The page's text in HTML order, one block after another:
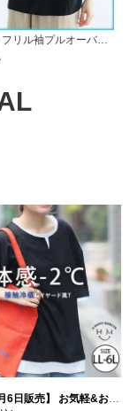
パール使い フリル袖プルオーバー | 大きいサイズの通販ならハッピーマリリン
デザイン 接触冷感 レイヤード風 コットン トップス | 大きいサイズの通販ならハッピーマリリン